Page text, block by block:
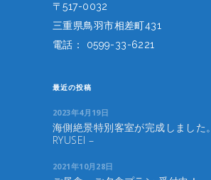
〒517-0032
三重県鳥羽市相差町431
電話： 0599-33-6221
最近の投稿
2023年4月19日
海側絶景特別客室が完成しました
RYUSEI –
2021年10月28日